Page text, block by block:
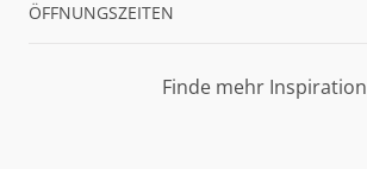
ÖFFNUNGSZEITEN
Finde mehr